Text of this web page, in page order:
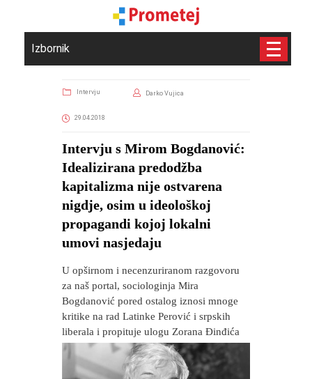
Izbornik
Intervju Darko Vujica
29.04.2018
Intervju s Mirom Bogdanović:
Idealizirana predodžba
kapitalizma nije ostvarena
nigdje, osim u ideološkoj
propagandi kojoj lokalni
umovi nasjedaju
U opširnom i necenzuriranom razgovoru
za naš portal, sociologinja Mira
Bogdanović pored ostalog iznosi mnoge
kritike na rad Latinke Perović i srpskih
liberala i propituje ulogu Zorana Đinđića